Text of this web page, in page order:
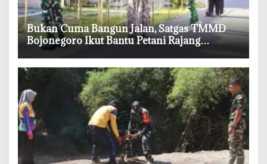
‎Bukan Cuma Bangun Jalan, Satgas TMMD
Bojonegoro Ikut Bantu Petani Rajang
Tembakau